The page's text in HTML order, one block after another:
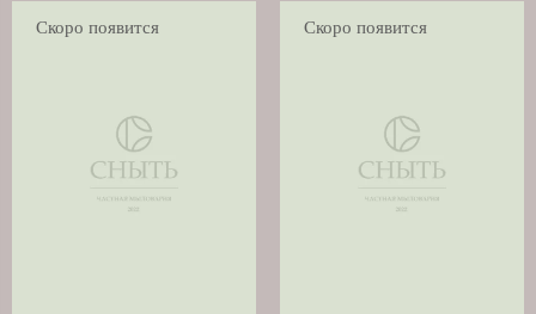
Скоро появится Скоро появится